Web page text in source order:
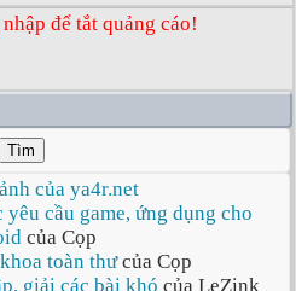
để tắt quảng cáo!
Tìm
của ya4r.net
yêu cầu game, ứng dụng cho
của Cọp
toàn thưcủa Cọp
giải các bài khó của LeZink